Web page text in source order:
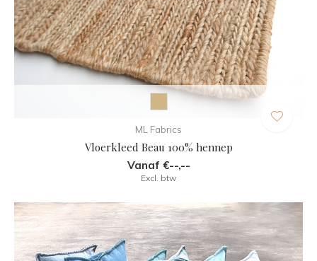
ML Fabrics
Vloerkleed Beau 100% hennep
Vanaf €--,--
Excl. btw